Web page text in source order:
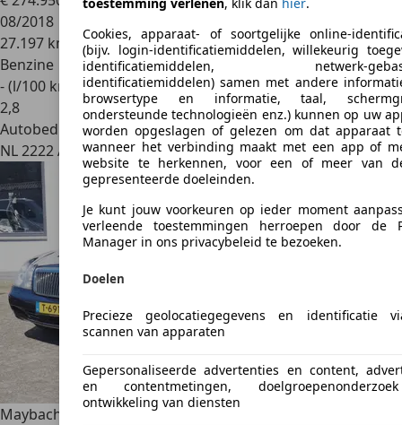
08/2018
27.197 km
Benzine
- (l/100 km)
2,8
Autobedrijf
NL 2222 AH
Katwijk Zh
Maybach 62
5.5 V12 Separatie Panorama Koelkast Massage
toestemming verlenen, klik dan hier.
Cookies, apparaat- of soortgelijke online-
(bijv. login-identificatiemiddelen, willekeurig
identificatiemiddelen, netwerk-
identificatiemiddelen) samen met andere
browsertype en informatie, taal,
ondersteunde technologieën enz.) kunnen op uw
worden opgeslagen of gelezen om dat apparaat
wanneer het verbinding maakt met een app of
website te herkennen, voor een of meer van
gepresenteerde doeleinden.
Je kunt jouw voorkeuren op ieder moment
verleende toestemmingen herroepen door de
Manager in ons privacybeleid te bezoeken.
Doelen
Precieze geolocatiegegevens en identificatie
scannen van apparaten
Gepersonaliseerde advertenties en content,
en contentmetingen,
ontwikkeling van diensten